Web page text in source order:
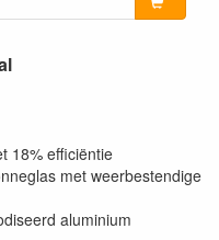
18% efficiëntie
met weerbestendige
aluminium